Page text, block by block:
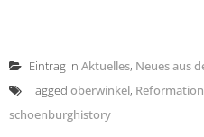
Eintrag in Aktuelles, Neues aus
Tagged oberwinkel, Reformation
schoenburghistory